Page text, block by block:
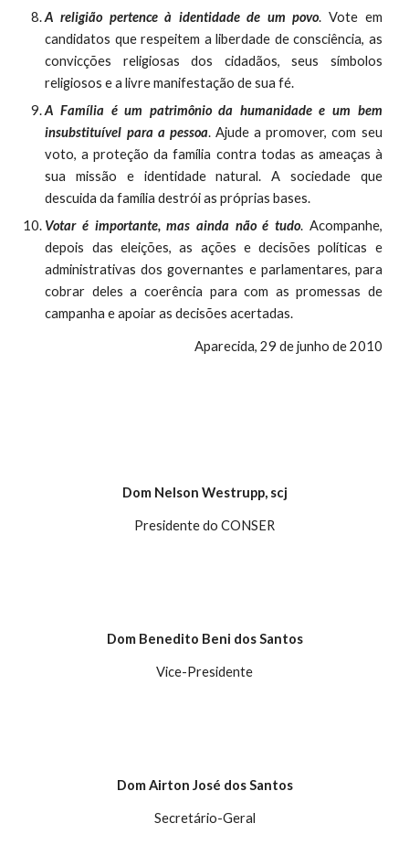
A religião pertence à identidade de um povo. Vote em
candidatos que respeitem a liberdade de consciência, as
convicções religiosas dos cidadãos, seus símbolos
religiosos e a livre manifestação de sua fé.
A Família é um patrimônio da humanidade e um bem
insubstituível para a pessoa. Ajude a promover, com seu
voto, a proteção da família contra todas as ameaças à
sua missão e identidade natural. A sociedade que
descuida da família destrói as próprias bases.
Votar é importante, mas ainda não é tudo. Acompanhe,
depois das eleições, as ações e decisões políticas e
administrativas dos governantes e parlamentares, para
cobrar deles a coerência para com as promessas de
campanha e apoiar as decisões acertadas.
Aparecida, 29 de junho de 2010
Dom Nelson Westrupp, scj
Presidente do CONSER
Dom Benedito Beni dos Santos
Vice-Presidente
Dom Airton José dos Santos
Secretário-Geral